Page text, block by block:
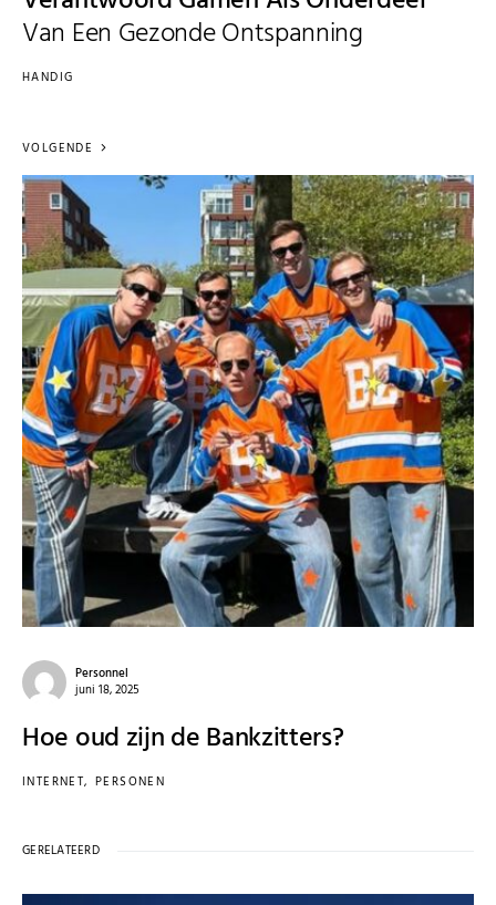
Van Een Gezonde Ontspanning
HANDIG
VOLGENDE
Personnel
juni 18, 2025
Hoe oud zijn de Bankzitters?
INTERNET PERSONEN
GERELATEERD